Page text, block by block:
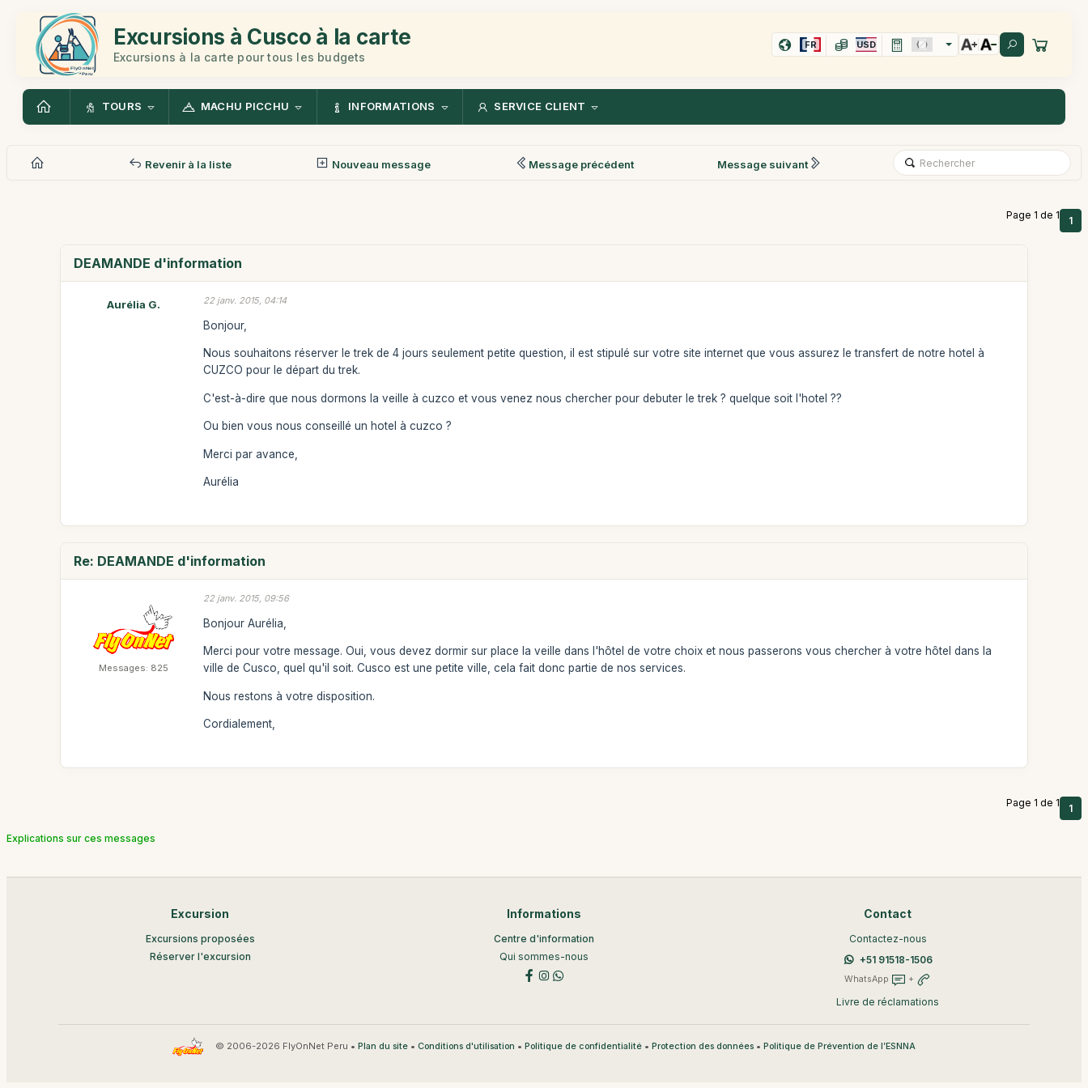
Excursions à Cusco à la carte
Excursions à la carte pour tous les budgets
FR USD
TOURS MACHU PICCHU INFORMATIONS SERVICE CLIENT
Revenir à la liste Nouveau message Message précédent Message suivant
Page 1 de 1 1
DEAMANDE d'information
Aurélia G. 22 janv. 2015, 04:14
Bonjour,
Nous souhaitons réserver le trek de 4 jours seulement petite question, il est stipulé sur votre site internet que vous assurez le transfert de notre hotel à
CUZCO pour le départ du trek.
C'est-à-dire que nous dormons la veille à cuzco et vous venez nous chercher pour debuter le trek ? quelque soit l'hotel ??
Ou bien vous nous conseillé un hotel à cuzco ?
Merci par avance,
Aurélia
Re: DEAMANDE d'information
Messages: 825
22 janv. 2015, 09:56
Bonjour Aurélia,
Merci pour votre message. Oui, vous devez dormir sur place la veille dans l'hôtel de votre choix et nous passerons vous chercher à votre hôtel dans la
ville de Cusco, quel qu'il soit. Cusco est une petite ville, cela fait donc partie de nos services.
Nous restons à votre disposition.
Cordialement,
Page 1 de 1 1
Explications sur ces messages
Excursion
Excursions proposées
Réserver l'excursion
Informations
Centre d'information
Qui sommes-nous
Contact
Contactez-nous
+51 91518-1506
WhatsApp +
Livre de réclamations
© 2006-2026 FlyOnNet Peru • Plan du site• Conditions d'utilisation • Politique de confidentialité• Protection des données• Politique de Prévention de l’ESNNA